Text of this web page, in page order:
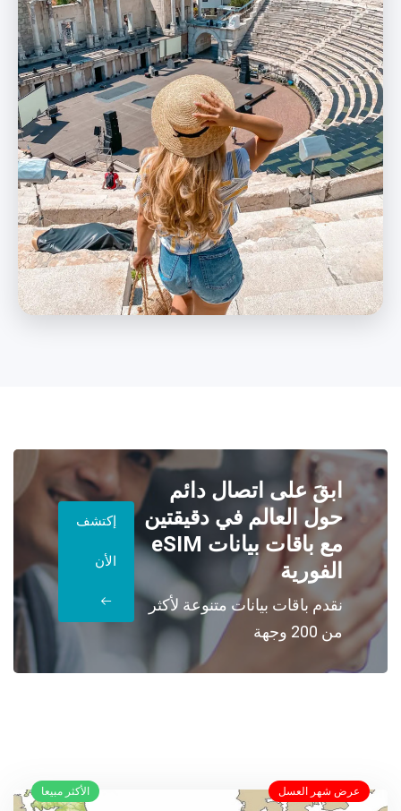
ابقَ على اتصال دائم
حول العالم في دقيقتين
مع باقات بيانات eSIM
الفورية
نقدم باقات بيانات متنوعة لأكثر
من 200 وجهة
إكتشف
الأن
الأكثر مبيعا عرض شهر العسل